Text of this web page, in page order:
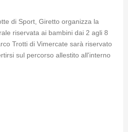
di Sport, Giretto organizza la
riservata ai bambini dai 2 agli 8
Trotti di Vimercate sarà riservato
sul percorso allestito all'interno